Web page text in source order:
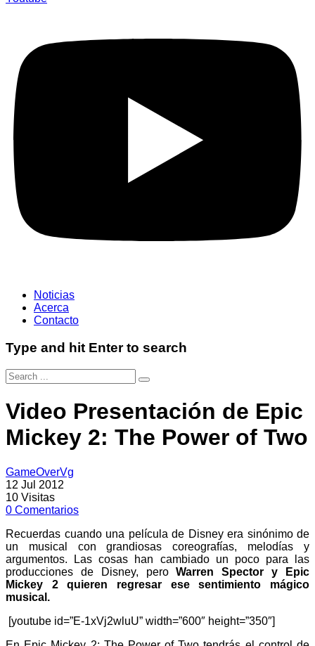
Noticias
Acerca
Contacto
Type and hit Enter to search
Video Presentación de Epic
Mickey 2: The Power of Two
GameOverVg
12 Jul 2012
10 Visitas
0 Comentarios
Recuerdas cuando una película de Disney era sinónimo de
un musical con grandiosas coreografías, melodías y
argumentos. Las cosas han cambiado un poco para las
producciones de Disney, peroWarren Spector y Epic
Mickey 2 quieren regresar ese sentimiento mágico
musical.
[youtube id=”E-1xVj2wluU” width=”600″ height=”350″]